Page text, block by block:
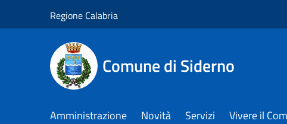
Regione Calabria
Comune di Siderno
Amministrazione Novità Servizi Vivere il